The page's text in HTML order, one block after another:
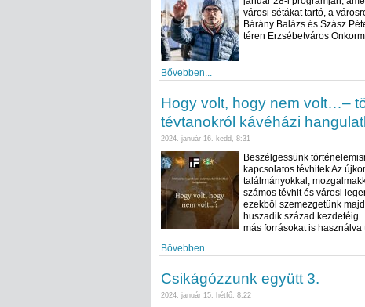
városi sétákat tartó, a
Bárány Balázs és Szász
téren Erzsébetváros
Bővebben...
Hogy volt, hogy nem volt…–
tévtanokról kávéházi
2024. január 16. kedd, 8:31
Beszélgessünk
kapcsolatos tévhitek Az
találmányokkal,
számos tévhit és városi
ezekből szemezgetünk
huszadik század
más forrásokat is
Bővebben...
Csikágózzunk együtt 3.
2024. január 15. hétfő, 8:22